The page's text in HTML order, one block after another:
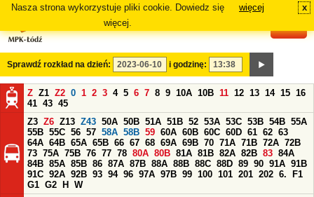
Nasza strona wykorzystuje pliki cookie. Dowiedz się
więcej.
więcej x
Sprawdź rozkład na dzień: i godzinę:
Z Z1 Z2 0 1 2 3 4 5 6 7 8 9 10A 10B 11 12 13 14 15 16
41 43 45
Z3 Z6 Z13 Z43 50A 50B 51A 51B 52 53A 53C 53B 54B 55A
55B 55C 56 57 58A 58B 59 60A 60B 60C 60D 61 62 63
64A 64B 65A 65B 66 67 68 69A 69B 70 71A 71B 72A 72B
73 75A 75B 76 77 78 80A 80B 81A 81B 82A 82B 83 84A
84B 85A 85B 86 87A 87B 88A 88B 88C 88D 89 90 91A 91B
91C 92A 92B 93 94 96 97A 97B 99 100 101 201 202 6.
F1
G1 G2 H
W